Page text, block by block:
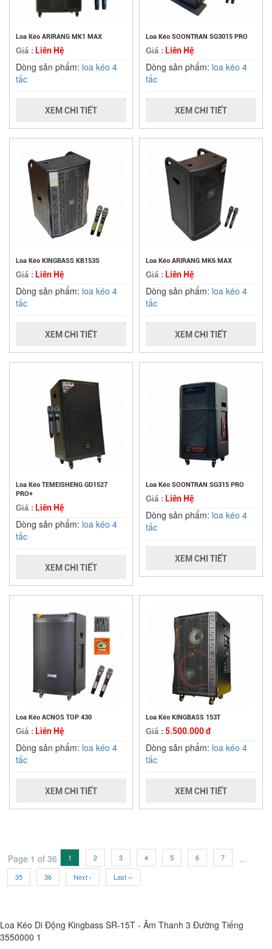
Loa Kéo ARIRANG MK1 MAX
Giá : Liên Hệ
Dòng sản phẩm: loa kéo 4
tấc
XEM CHI TIẾT
Loa Kéo SOONTRAN SG3015 PRO
Giá : Liên Hệ
Dòng sản phẩm: loa kéo 4
tấc
XEM CHI TIẾT
Loa Kéo KINGBASS KB153S
Giá : Liên Hệ
Dòng sản phẩm: loa kéo 4
tấc
XEM CHI TIẾT
Loa Kéo ARIRANG MK6 MAX
Giá : Liên Hệ
Dòng sản phẩm: loa kéo 4
tấc
XEM CHI TIẾT
Loa Kéo TEMEISHENG GD1527
PRO+
Giá : Liên Hệ
Dòng sản phẩm: loa kéo 4
tấc
XEM CHI TIẾT
Loa Kéo SOONTRAN SG315 PRO
Giá : Liên Hệ
Dòng sản phẩm: loa kéo 4
tấc
XEM CHI TIẾT
Loa Kéo ACNOS TOP 430
Giá : Liên Hệ
Dòng sản phẩm: loa kéo 4
tấc
XEM CHI TIẾT
Loa Kéo KINGBASS 153T
Giá : 5.500.000 đ
Dòng sản phẩm: loa kéo 4
tấc
XEM CHI TIẾT
Page 1 of 36 1 2 3 4 5 6 7 ...
35 36 Next › Last ››
Loa Kéo Di Động Kingbass SR-15T - Âm Thanh 3 Đường Tiếng
3550000 1